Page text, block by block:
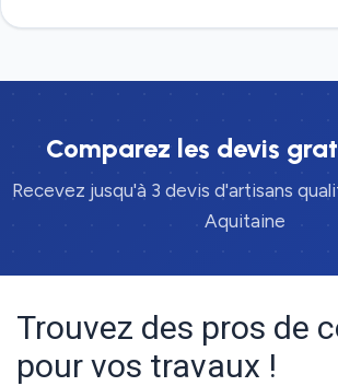
Comparez les devis
Recevez jusqu'à 3 devis d'artisans
Aquitaine
Trouvez des pros de
pour vos travaux !